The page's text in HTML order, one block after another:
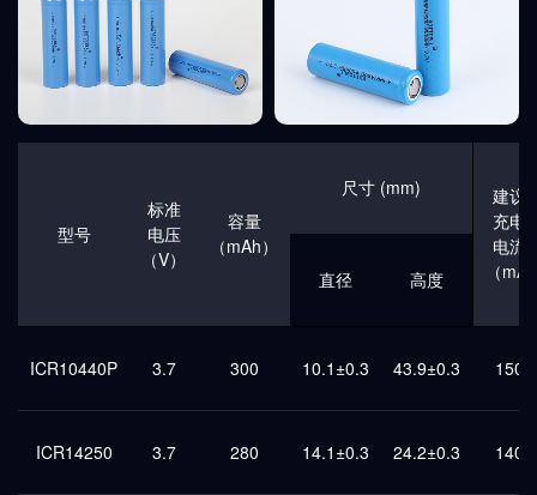
型号
标准
电压
（V）
容量
（mAh）
尺寸 (mm)
建议
充电
电流
（mA)
直径 高度
ICR10440P 3.7 300 10.1±0.3 43.9±0.3 150
ICR14250 3.7 280 14.1±0.3 24.2±0.3 140